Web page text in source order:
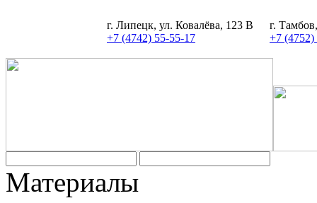
г. Липецк, ул. Ковалёва, 123 В
+7 (4742) 55-55-17
г.
+7 (4752)
Материалы
Задать вопрос